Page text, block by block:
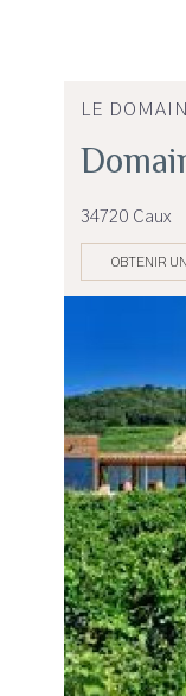
LE
34720 Caux
OBTENIR